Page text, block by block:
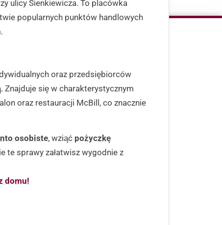
ulicy Sienkiewicza. To placówka
popularnych punktów handlowych
oraz przedsiębiorców
Znajduje się w charakterystycznym
oraz restauracji McBill, co znacznie
osobiste, wziąć pożyczkę
te sprawy załatwisz wygodnie z
domu!